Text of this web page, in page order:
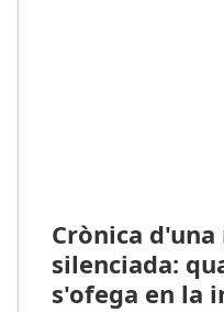
Crònica
silenciada:
s'ofega en la